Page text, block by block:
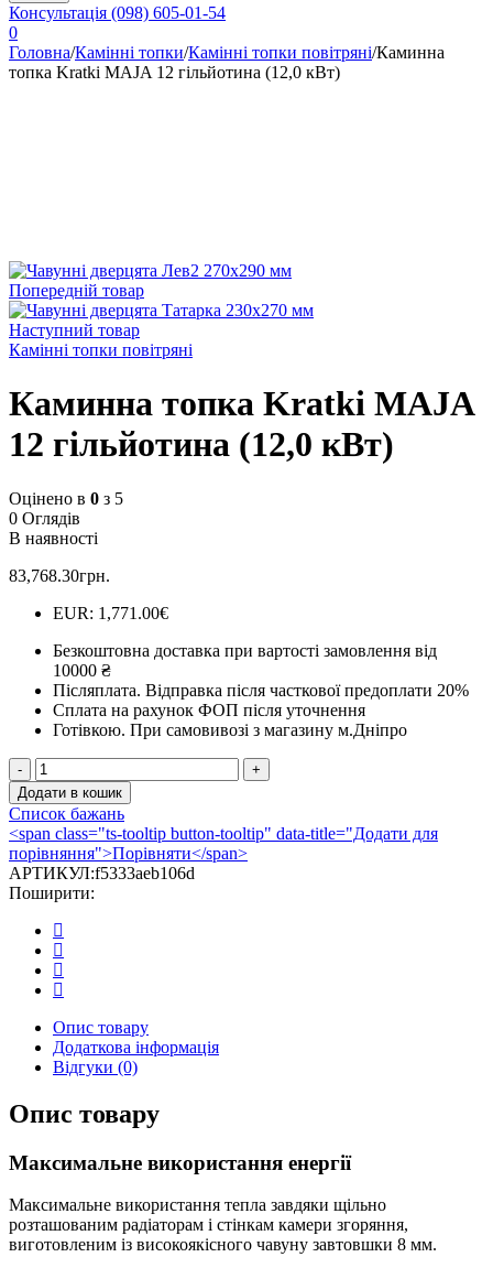
Консультація (098) 605-01-54
0
Головна/Камінні топки/Камінні топки повітряні/Каминна
топка Kratki MAJA 12 гільйотина (12,0 кВт)
Попередній товар
Наступний товар
Камінні топки повітряні
Каминна топка Kratki MAJA
12 гільйотина (12,0 кВт)
Оцінено в 0 з 5
0 Оглядів
В наявності
83,768.30грн.
EUR: 1,771.00€
Безкоштовна доставка при вартості замовлення від
10000 ₴
Післяплата. Відправка після часткової предоплати 20%
Сплата на рахунок ФОП після уточнення
Готівкою. При самовивозі з магазину м.Дніпро
Каминна
топка
Kratki
MAJA
12
гільйотина
(12,0
кВт)
кількість
Додати в кошик
Список бажань
<span class="ts-tooltip button-tooltip" data-title="Додати для
порівняння">Порівняти</span>
АРТИКУЛ:f5333aeb106d
Поширити:
Опис товару
Додаткова інформація
Відгуки (0)
Опис товару
Максимальне використання енергії
Максимальне використання тепла завдяки щільно
розташованим радіаторам і стінкам камери згоряння,
виготовленим із високоякісного чавуну завтовшки 8 мм.